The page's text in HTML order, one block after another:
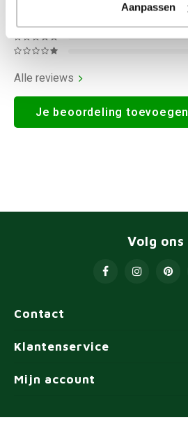
Aanpassen
Alle reviews
Je beoordeling toevoegen
Contact
Volg ons
Klantenservice
Mijn account